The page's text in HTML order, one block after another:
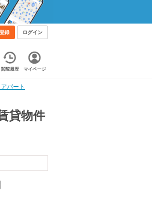
録 ログイン
閲覧履歴 マイページ
パート
貸物件